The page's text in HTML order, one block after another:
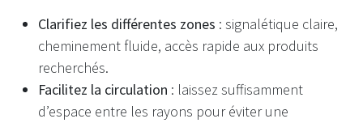
Clarifiez les différentes zones : signalétique claire,
cheminement fluide, accès rapide aux produits
recherchés.
Facilitez la circulation : laissez suffisamment
d’espace entre les rayons pour éviter une